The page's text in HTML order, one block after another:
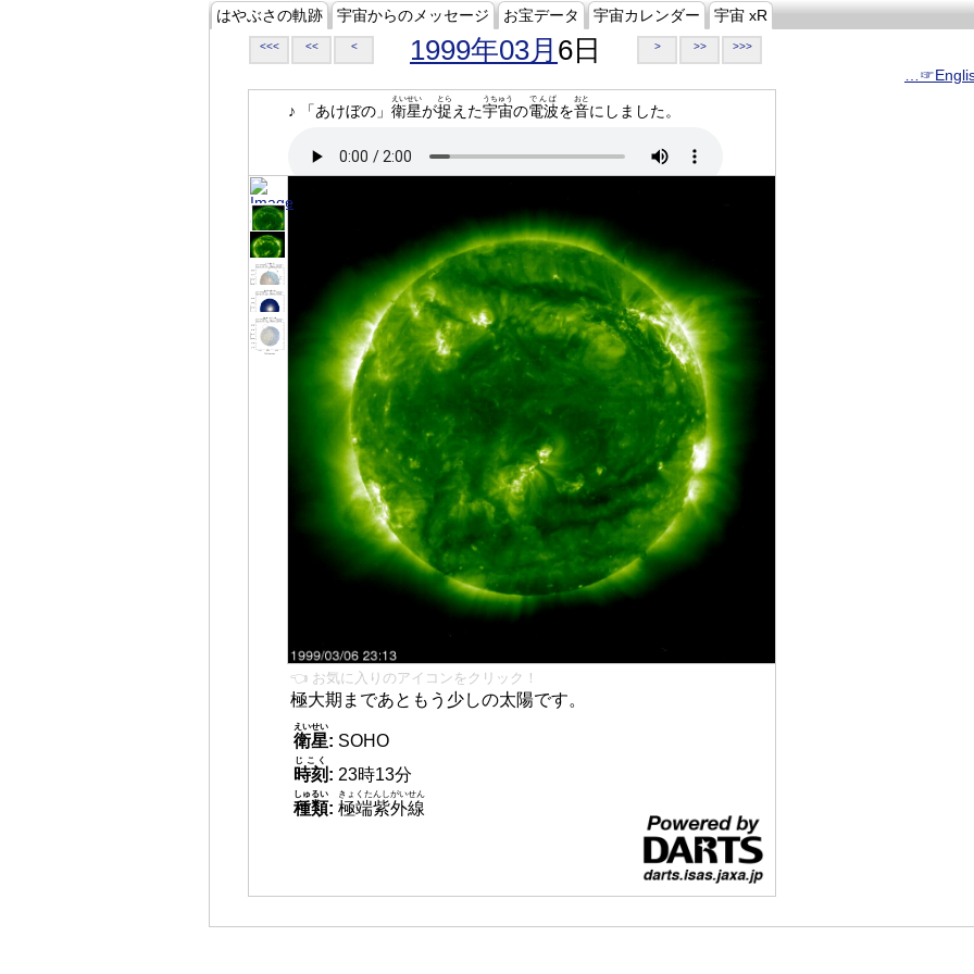
はやぶさの軌跡 宇宙からのメッセージ お宝データ 宇宙カレンダー 宇宙 xR
<<< << < 1999年03月 6日 > >> >>>
♪ 「あけぼの」 衛星
えいせい
が捉
とら
えた宇宙
うちゅう
の電波
でんぱ
を音
おと
にしました。
👈 お気に入りのアイコンをクリック！
極大期まであともう少しの太陽です。
衛星
えいせい
: SOHO
時刻
じこく
: 23時13分
種類
しゅるい
: 極端紫外線
きょくたんしがいせん